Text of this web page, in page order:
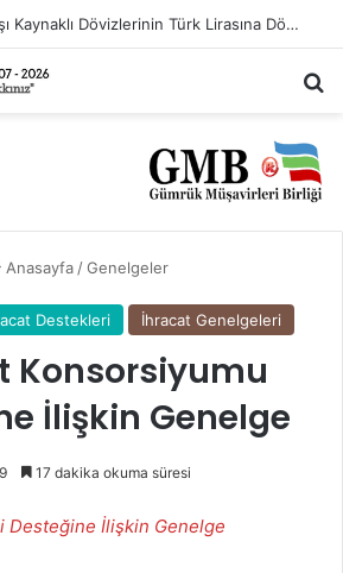
İthalat Rejimi Kararında Değişiklik Yapılmasına İlişkin Karar (Karar Sayısı: 11563)
Anasayfa / Genelgeler
Destekleri İhracat Genelgeleri
Konsorsiyumu
İlişkin Genelge
17 dakika okuma süresi
Desteğine İlişkin Genelge